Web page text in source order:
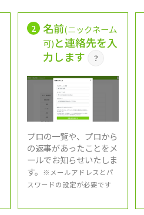
2 名前(ニックネーム
可)と連絡先を入
力します
？
プロの一覧や、プロから
の返事があったことをメ
ールでお知らせいたしま
す。
※メールアドレスとパ
スワードの設定が必要です